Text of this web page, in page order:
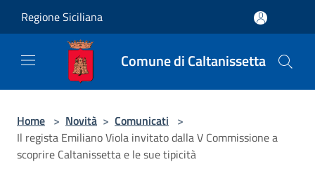
Regione Siciliana
Comune di Caltanissetta
Home > Novità > Comunicati >
Il regista Emiliano Viola invitato dalla V Commissione a
scoprire Caltanissetta e le sue tipicità